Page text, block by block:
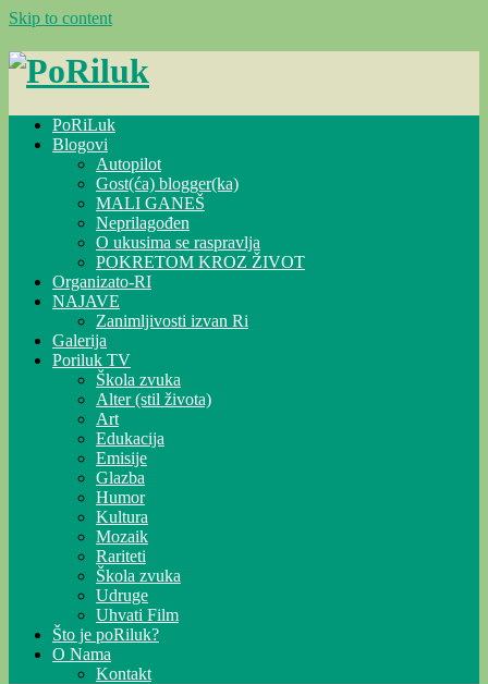
Skip to content
PoRiLuk
Blogovi
Autopilot
Gost(ća) blogger(ka)
MALI GANEŠ
Neprilagođen
O ukusima se raspravlja
POKRETOM KROZ ŽIVOT
Organizato-RI
NAJAVE
Zanimljivosti izvan Ri
Galerija
Poriluk TV
Škola zvuka
Alter (stil života)
Art
Edukacija
Emisije
Glazba
Humor
Kultura
Mozaik
Rariteti
Škola zvuka
Udruge
Uhvati Film
Što je poRiluk?
O Nama
Kontakt